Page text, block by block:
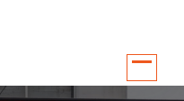
是国内较早从事温控行业自动